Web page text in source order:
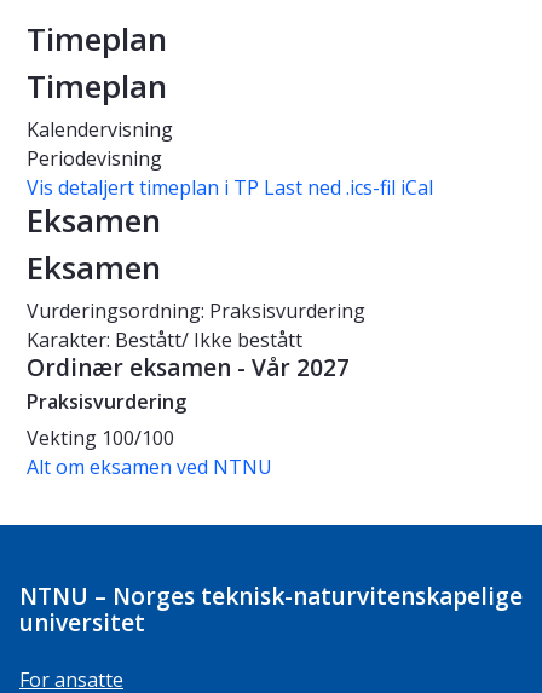
Timeplan
Timeplan
Kalendervisning
Periodevisning
Vis detaljert timeplan i TP Last ned .ics-fil iCal
Eksamen
Eksamen
Vurderingsordning: Praksisvurdering
Karakter: Bestått/ Ikke bestått
Ordinær eksamen - Vår 2027
Praksisvurdering
Vekting 100/100
Alt om eksamen ved NTNU
NTNU – Norges teknisk-naturvitenskapelige
universitet
For ansatte